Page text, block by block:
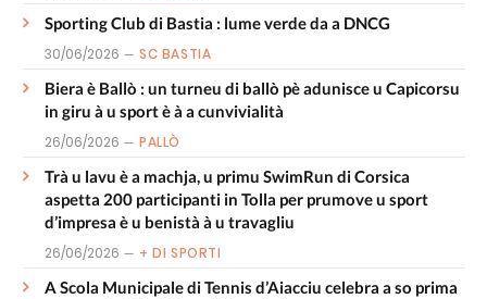
Sporting Club di Bastia : lume verde da a DNCG
30/06/2026 SC BASTIA
Biera è Ballò : un turneu di ballò pè adunisce u Capicorsu
in giru à u sport è à a cunvivialità
26/06/2026 PALLÒ
Trà u lavu è a machja, u primu SwimRun di Corsica
aspetta 200 participanti in Tolla per prumove u sport
d’impresa è u benistà à u travagliu
26/06/2026 + DI SPORTI
A Scola Municipale di Tennis d’Aiacciu celebra a so prima